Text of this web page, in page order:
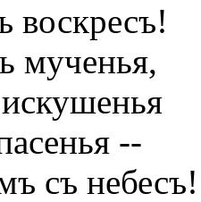
воскресъ!
мученья,
--
съ небесъ!